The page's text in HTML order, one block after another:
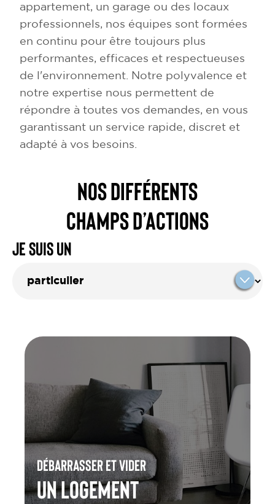
appartement, un garage ou des locaux
professionnels, nos équipes sont formées
en continu pour être toujours plus
performantes, efficaces et respectueuses
de l'environnement. Notre polyvalence et
notre expertise nous permettent de
répondre à toutes vos demandes, en vous
garantissant un service rapide, discret et
adapté à vos besoins.
NOS DIFFÉRENTS
CHAMPS D’ACTIONS
Je suis un
Débarrasser et vider
un Logement